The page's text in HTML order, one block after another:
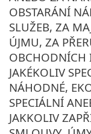
OBSTARÁNÍ
SLUŽEB, ZA
ÚJMU, ZA
OBCHODNÍCH
JAKÉKOLIV
NÁHODNÉ,
SPECIÁLNÍ
JAKKOLIV